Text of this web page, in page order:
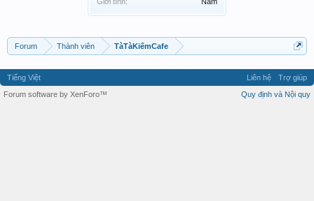
Forum Thành viên TàTàKiếmCafe
Tiếng Việt Liên hệ
Trợ giúp
Quy định và Nội quy
Forum software by XenForo™